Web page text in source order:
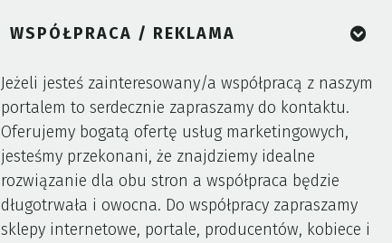
WSPÓŁPRACA / REKLAMA
Jeżeli jesteś zainteresowany/a współpracą z naszym
portalem to serdecznie zapraszamy do kontaktu.
Oferujemy bogatą ofertę usług marketingowych,
jesteśmy przekonani, że znajdziemy idealne
rozwiązanie dla obu stron a współpraca będzie
długotrwała i owocna. Do współpracy zapraszamy
sklepy internetowe, portale, producentów, kobiece i